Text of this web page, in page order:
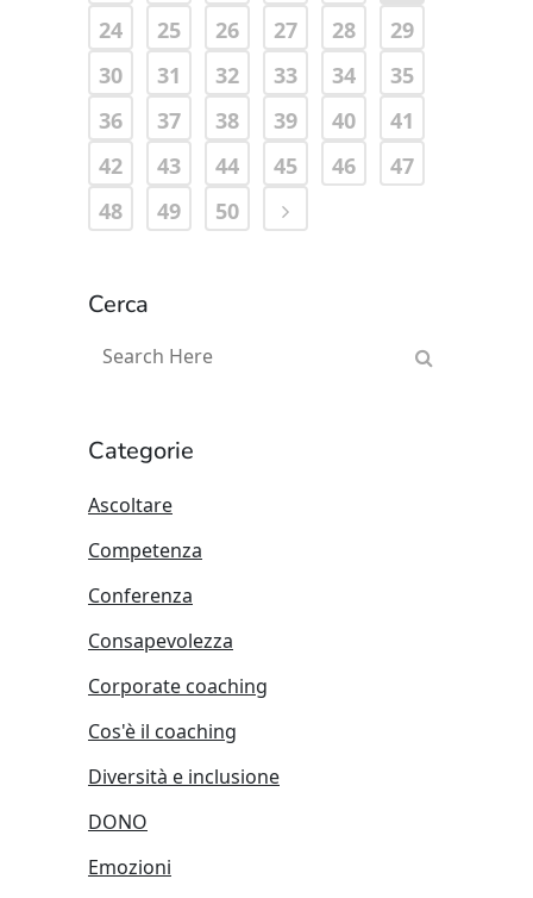
24
25 26 27 28
29
30
31 32 33 34
35
36
37 38 39 40
41
42
43 44 45 46
47
48
49 50
Cerca
Categorie
Ascoltare
Competenza
Conferenza
Consapevolezza
Corporate coaching
Cos'è il coaching
Diversità e inclusione
DONO
Emozioni